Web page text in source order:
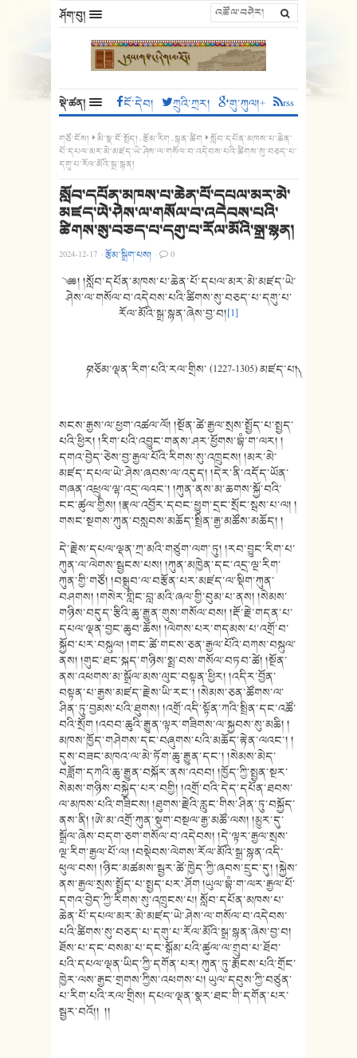
ཤོག་བུ།
སྡེ་ཚན། ངོ་དེབ། ཀྲུའི་ཀྲར། གུ་ཀུལ།+ rss
གཙོ་ངོས། མི་སྣ་ངོ་སྤྲོད།,རྩོམ་རིག,སྙན་ཚིག
སློབ་དཔོན་མཁས་པ་ཆེན་
པོ་དཔལ་མར་མེ་མཛད་ཡེ་ཤེས་ལ་གསོལ་བ་འདེབས་པའི་ཚིགས་སུ་བཅད་པ་
དགུ་པ་རོལ་མོའི་སྒྲ་སྙན།
སློབ་དཔོན་མཁས་པ་ཆེན་པོ་དཔལ་མར་མེ་
མཛད་ཡེ་ཤེས་ལ་གསོལ་བ་འདེབས་པའི་
ཚིགས་སུ་བཅད་པ་དགུ་པ་རོལ་མོའི་སྒྲ་སྙན།
2024-12-17 ·རྩོམ་སྒྲིག་པས། · 0
༄༅། །སློབ་དཔོན་མཁས་པ་ཆེན་པོ་དཔལ་མར་མེ་མཛད་ཡེ་
ཤེས་ལ་གསོལ་བ་འདེབས་པའི་ཚིགས་སུ་བཅད་པ་དགུ་པ་
རོལ་མོའི་སྒྲ་སྙན་ཞེས་བྱ་བ།[1]
༼བཅོམ་ལྡན་རིག་པའི་རལ་གྲིས་ (1227-1305) མཛད་པ།༽
སངས་རྒྱས་ལ་ཕྱག་འཚལ་ལོ། །སྔོན་ཚེ་རྒྱལ་སྲས་སྤྱོད་པ་སྤྱད་
པའི་ཕྱིར། །རིག་པའི་འབྱུང་གནས་ཤར་ཕྱོགས་བྷཾ་ག་ལར། །
དགའ་བྱེད་ཅེས་བྱ་རྒྱལ་པོའི་རིགས་སུ་འཁྲུངས། །མར་མེ་
མཛད་དཔལ་ཡེ་ཤེས་ཞབས་ལ་འདུད། །དེར་ནི་འདོད་ཡོན་
གཞན་འཕྲུལ་ལྷ་འདྲ་ལའང་། །ཀུན་ནས་མ་ཆགས་སྐྱོ་བའི་
ངང་ཚུལ་གྱིས། །རྣལ་འབྱོར་དབང་ཕྱུག་དྲང་སྲོང་སྦས་པ་ལ། །
གསང་སྔགས་ཀུན་བསླབས་མཆོད་སྤྲིན་རྒྱ་མཚོས་མཆོད། །
དེ་རྗེས་དཔལ་ལྡན་ཀྲ་མའི་གཙུག་ལག་ཏུ། །རབ་བྱུང་རིག་པ་
ཀུན་ལ་ལེགས་སྦྱངས་པས། །ཀུན་མཁྱེན་དང་འདྲ་ལྔ་རིག་
ཀུན་གྱི་གཙོ། །བསྒྲུབ་ལ་བརྩོན་པར་མཛད་ལ་སྡིག་ཀུན་
བཤགས། །གསེར་གླིང་བླ་མའི་ཞལ་གྱི་བུམ་པ་ནས། །སེམས་
གཉིས་བདུད་རྩིའི་ཆུ་རྒྱུན་གུས་གསོལ་བས། །རྡོ་རྗེ་གདན་པ་
དཔལ་ལྡན་བྱང་ཆུབ་ཆོས། །ལེགས་པར་གདམས་པ་འགྲོ་བ་
སྐྱོབ་པར་བསྐུལ། །གང་ཚེ་གངས་ཅན་རྒྱལ་པོའི་བཀས་བསྐུལ་
ནས། །གུང་ཐང་སྐད་གཉིས་སྨྲ་བས་གསོལ་བཏབ་ཚེ། །སྔོན་
ནས་འཕགས་མ་སྒྲོལ་མས་ལུང་བསྟན་ཕྱིར། །འདིར་བྱོན་
བསྟན་པ་རྒྱས་མཛད་རྗེས་ཡི་རང་། །སེམས་ཅན་ཚོགས་ལ་
ཤིན་ཏུ་བྱམས་པའི་ཐུགས། །འགྲོ་འདི་སྟོན་ཀའི་སྤྲིན་དང་འཚོ་
བའི་སྲོག །འབབ་ཆུའི་རྒྱུན་ལྟར་གཟིགས་ལ་སྐྱབས་སུ་མཆི། །
མཁས་ཁྱོད་གཤེགས་དང་བཞུགས་པའི་མཆོད་རྟེན་ལའང་། །
དུས་བཟང་མཁའ་ལ་མེ་ཏོག་ཆུ་རྒྱུན་དང་། །སེམས་མེད་
བཟློག་དཀའི་ཆུ་རྒྱུན་བསྐོར་ནས་འབབ། །ཁྱོད་ཀྱི་སྤྱན་སྔར་
སེམས་གཉིས་བསྐྱེད་པར་བགྱི། །འགྲོ་བའི་དེད་དཔོན་ཐབས་
ལ་མཁས་པའི་གཟིངས། །ཐུགས་རྗེའི་རླུང་གིས་ཤིན་ཏུ་བསྐྱོད་
ནས་ནི། །ཨེ་མ་འགྲོ་ཀུན་སྡུག་བསྔལ་རྒྱ་མཚོ་ལས། །མྱུར་དུ་
སྒྲོལ་ཞེས་བདག་ཅག་གསོལ་བ་འདེབས། །དེ་ལྟར་རྒྱལ་སྲས་
ལྔ་རིག་རྒྱལ་པོ་ལ། །བསྡེབས་ལེགས་རོལ་མོའི་སྒྲ་སྙན་འདི་
ཕུལ་བས། །ཉིང་མཚམས་སྦྱར་ཚེ་ཁྱེད་ཀྱི་ཞབས་དྲུང་དུ། །སྐྱེས་
ནས་རྒྱལ་སྲས་སྤྱོད་པ་སྤྱད་པར་ཤོག །ཡུལ་བྷཾ་ག་ལར་རྒྱལ་པོ་
དགའ་བྱེད་ཀྱི་རིགས་སུ་འཁྲུངས་པ། སློབ་དཔོན་མཁས་པ་
ཆེན་པོ་དཔལ་མར་མེ་མཛད་ཡེ་ཤེས་ལ་གསོལ་བ་འདེབས་
པའི་ཚིགས་སུ་བཅད་པ་དགུ་པ་རོལ་མོའི་སྒྲ་སྙན་ཞེས་བྱ་བ།
ཐོས་པ་དང་བསམ་པ་དང་སྒོམ་པའི་ཚུལ་ལ་གྲུབ་པ་ཐོབ་
པའི་དཔལ་ལྡན་ཡིད་ཀྱི་དགོན་པར། ཀུན་ཏུ་རྨོངས་པའི་གྲོང་
ཁྱེར་ལས་རྒྱང་གྲགས་ཀྱིས་འཕགས་པ། ཡུལ་དབུས་ཀྱི་བཙུན་
པ་རིག་པའི་རལ་གྲིས། དཔལ་ལྡན་སྣར་ཐང་གི་དགོན་པར་
སྦྱར་བའོ།། །།